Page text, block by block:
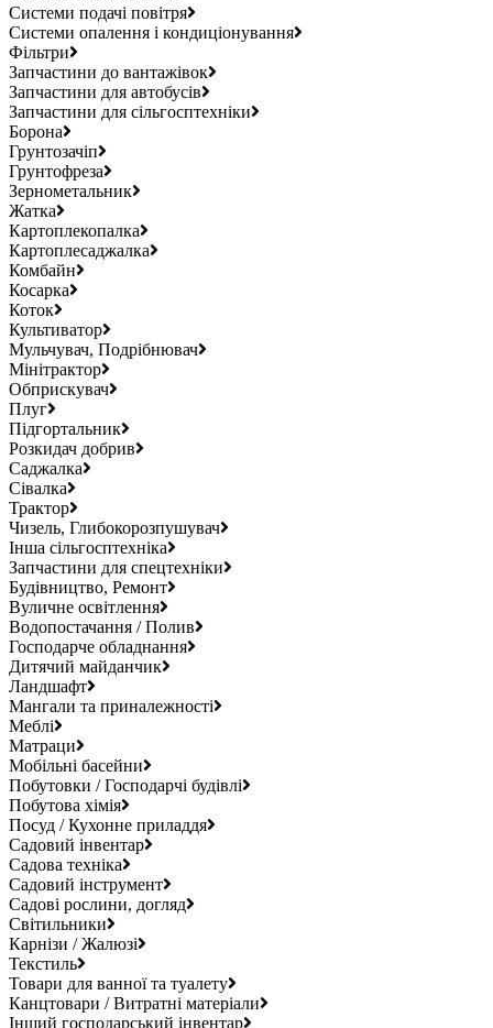
Системи подачі повітря
Системи опалення і кондиціонування
Фільтри
Запчастини до вантажівок
Запчастини для автобусів
Запчастини для сільгосптехніки
Борона
Грунтозачіп
Грунтофреза
Зернометальник
Жатка
Картоплекопалка
Картоплесаджалка
Комбайн
Косарка
Коток
Культиватор
Мульчувач, Подрібнювач
Мінітрактор
Обприскувач
Плуг
Підгортальник
Розкидач добрив
Саджалка
Сівалка
Трактор
Чизель, Глибокорозпушувач
Інша сільгосптехніка
Запчастини для спецтехніки
Будівництво, Ремонт
Вуличне освітлення
Водопостачання / Полив
Господарче обладнання
Дитячий майданчик
Ландшафт
Мангали та приналежності
Меблі
Матраци
Мобільні басейни
Побутовки / Господарчі будівлі
Побутова хімія
Посуд / Кухонне приладдя
Садовий інвентар
Садова техніка
Садовий інструмент
Садові рослини, догляд
Світильники
Карнізи / Жалюзі
Текстиль
Товари для ванної та туалету
Канцтовари / Витратні матеріали
Інший господарський інвентар